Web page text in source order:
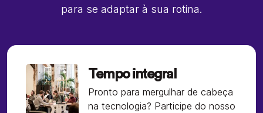
para se adaptar à sua rotina.
Tempo integral
Pronto para mergulhar de cabeça
na tecnologia? Participe do nosso